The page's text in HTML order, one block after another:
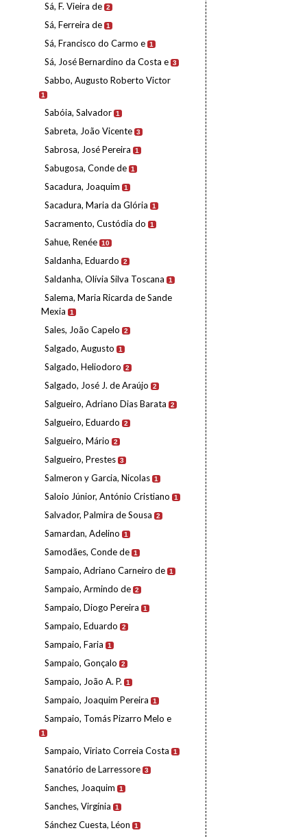
Sá, F. Vieira de 2
Sá, Ferreira de 1
Sá, Francisco do Carmo e 1
Sá, José Bernardino da Costa e 3
Sabbo, Augusto Roberto Victor
1
Sabóia, Salvador 1
Sabreta, João Vicente 3
Sabrosa, José Pereira 1
Sabugosa, Conde de 1
Sacadura, Joaquim 1
Sacadura, Maria da Glória 1
Sacramento, Custódia do 1
Sahue, Renée 10
Saldanha, Eduardo 2
Saldanha, Olívia Silva Toscana 1
Salema, Maria Ricarda de Sande
Mexia
1
Sales, João Capelo 2
Salgado, Augusto 1
Salgado, Heliodoro 2
Salgado, José J. de Araújo 2
Salgueiro, Adriano Dias Barata 2
Salgueiro, Eduardo 2
Salgueiro, Mário 2
Salgueiro, Prestes 3
Salmeron y Garcia, Nicolas 1
Saloio Júnior, António Cristiano 1
Salvador, Palmira de Sousa 2
Samardan, Adelino 1
Samodães, Conde de 1
Sampaio, Adriano Carneiro de 1
Sampaio, Armindo de 2
Sampaio, Diogo Pereira 1
Sampaio, Eduardo 2
Sampaio, Faria 1
Sampaio, Gonçalo 2
Sampaio, João A. P. 1
Sampaio, Joaquim Pereira 1
Sampaio, Tomás Pizarro Melo e
1
Sampaio, Viriato Correia Costa 1
Sanatório de Larressore 3
Sanches, Joaquim 1
Sanches, Virgínia 1
Sánchez Cuesta, Léon 1